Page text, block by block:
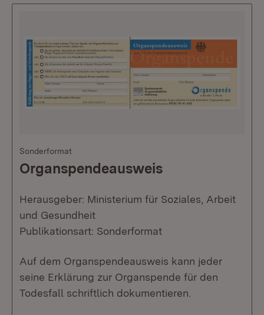
Sonderformat
Organspendeausweis
Herausgeber: Ministerium für Soziales, Arbeit
und Gesundheit
Publikationsart: Sonderformat
Auf dem Organspendeausweis kann jeder
seine Erklärung zur Organspende für den
Todesfall schriftlich dokumentieren.